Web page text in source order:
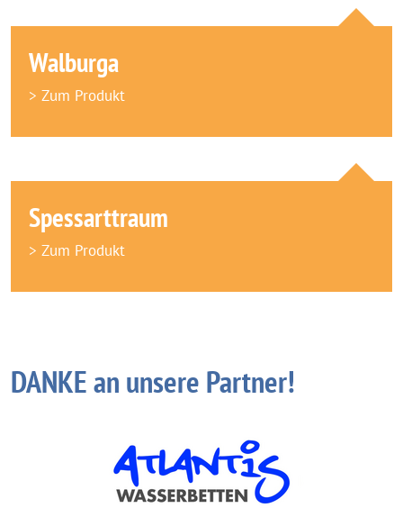
Walburga
> Zum Produkt
Spessarttraum
> Zum Produkt
DANKE an unsere Partner!